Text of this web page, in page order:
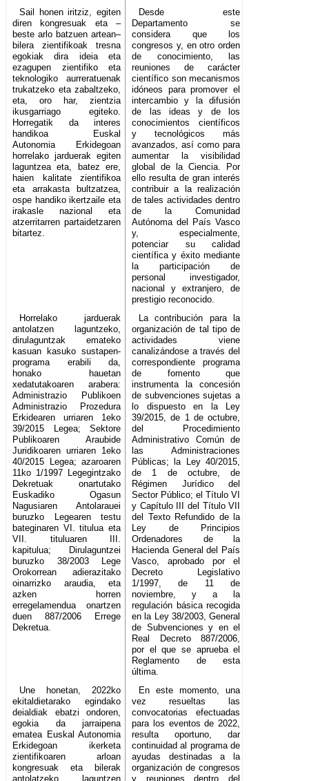
Sail honen iritziz, egiten
diren kongresuak eta –
beste arlo batzuen artean–
bilera zientifikoak tresna
egokiak dira ideia eta
ezagupen zientifiko eta
teknologiko aurreratuenak
trukatzeko eta zabaltzeko,
eta, oro har, zientzia
ikusgarriago egiteko.
Horregatik da interes
handikoa Euskal
Autonomia Erkidegoan
horrelako jarduerak egiten
laguntzea eta, batez ere,
haien kalitate zientifikoa
eta arrakasta bultzatzea,
ospe handiko ikertzaile eta
irakasle nazional eta
atzerritarren partaidetzaren
bitartez.
Desde este
Departamento se
considera que los
congresos y, en otro orden
de conocimiento, las
reuniones de carácter
científico son mecanismos
idóneos para promover el
intercambio y la difusión
de las ideas y de los
conocimientos científicos
y tecnológicos más
avanzados, así como para
aumentar la visibilidad
global de la Ciencia. Por
ello resulta de gran interés
contribuir a la realización
de tales actividades dentro
de la Comunidad
Autónoma del País Vasco
y, especialmente,
potenciar su calidad
científica y éxito mediante
la participación de
personal investigador,
nacional y extranjero, de
prestigio reconocido.
Horrelako jarduerak
antolatzen laguntzeko,
dirulaguntzak emateko
kasuan kasuko sustapen-
programa erabili da,
honako hauetan
xedatutakoaren arabera:
Administrazio Publikoen
Administrazio Prozedura
Erkidearen urriaren 1eko
39/2015 Legea; Sektore
Publikoaren Araubide
Juridikoaren urriaren 1eko
40/2015 Legea; azaroaren
11ko 1/1997 Legegintzako
Dekretuak onartutako
Euskadiko Ogasun
Nagusiaren Antolarauei
buruzko Legearen testu
bateginaren VI. titulua eta
VII. tituluaren III.
kapitulua; Dirulaguntzei
buruzko 38/2003 Lege
Orokorrean adierazitako
oinarrizko araudia, eta
azken horren
erregelamendua onartzen
duen 887/2006 Errege
Dekretua.
La contribución para la
organización de tal tipo de
actividades viene
canalizándose a través del
correspondiente programa
de fomento que
instrumenta la concesión
de subvenciones sujetas a
lo dispuesto en la Ley
39/2015, de 1 de octubre,
del Procedimiento
Administrativo Común de
las Administraciones
Públicas; la Ley 40/2015,
de 1 de octubre, de
Régimen Jurídico del
Sector Público; el Título VI
y Capítulo III del Título VII
del Texto Refundido de la
Ley de Principios
Ordenadores de la
Hacienda General del País
Vasco, aprobado por el
Decreto Legislativo
1/1997, de 11 de
noviembre, y a la
regulación básica recogida
en la Ley 38/2003, General
de Subvenciones y en el
Real Decreto 887/2006,
por el que se aprueba el
Reglamento de esta
última.
Une honetan, 2022ko
ekitaldietarako egindako
deialdiak ebatzi ondoren,
egokia da jarraipena
ematea Euskal Autonomia
Erkidegoan ikerketa
zientifikoaren arloan
kongresuak eta bilerak
antolatzeko laguntzen
En este momento, una
vez resueltas las
convocatorias efectuadas
para los eventos de 2022,
resulta oportuno, dar
continuidad al programa de
ayudas destinadas a la
organización de congresos
y reuniones dentro del